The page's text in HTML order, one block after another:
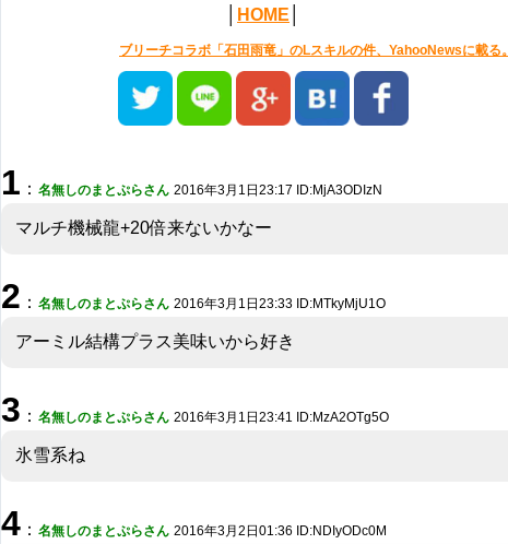
HOME
ブリーチコラボ「石田雨竜」のLスキルの件、YahooNewsに載る
1 ： 名無しのまとぷらさん 2016年3月1日23:17 ID:MjA3ODIzN
マルチ機械龍+20倍来ないかなー
2 ： 名無しのまとぷらさん 2016年3月1日23:33 ID:MTkyMjU1O
アーミル結構プラス美味いから好き
3 ： 名無しのまとぷらさん 2016年3月1日23:41 ID:MzA2OTg5O
氷雪系ね
4 ： 名無しのまとぷらさん 2016年3月2日01:36 ID:NDIyODc0M